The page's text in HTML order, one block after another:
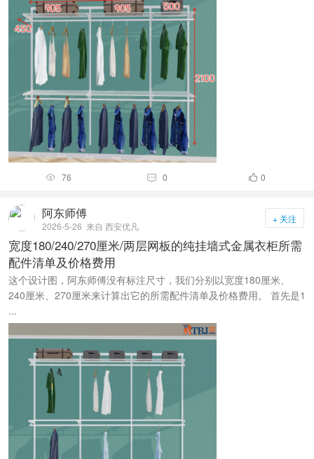
 76  0  0
阿东师傅
2026-5-26 来自 西安优凡
+ 关注
宽度180/240/270厘米/两层网板的纯挂墙式金属衣柜所需
配件清单及价格费用
这个设计图，阿东师傅没有标注尺寸，我们分别以宽度180厘米、
240厘米、270厘米来计算出它的所需配件清单及价格费用。 首先是1
...